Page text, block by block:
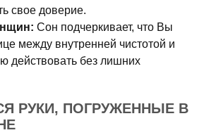
свое доверие.
Сон подчеркивает, что Вы
между внутренней чистотой и
действовать без лишних
РУКИ, ПОГРУЖЕННЫЕ В